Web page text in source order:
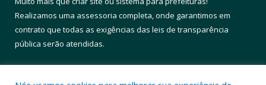
Realizamos uma assessoria completa, onde garantimos em
contrato que todas as exigências das leis de transparência
pública serão atendidas.